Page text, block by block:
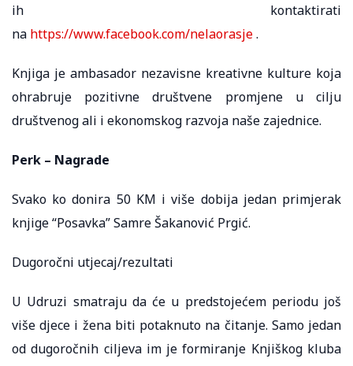
ih kontaktirati
na https://www.facebook.com/nelaorasje.
Knjiga je ambasador nezavisne kreativne kulture koja
ohrabruje pozitivne društvene promjene u cilju
društvenog ali i ekonomskog razvoja naše zajednice.
Perk – Nagrade
Svako ko donira 50 KM i više dobija jedan primjerak
knjige “Posavka” Samre Šakanović Prgić.
Dugoročni utjecaj/rezultati
U Udruzi smatraju da će u predstojećem periodu još
više djece i žena biti potaknuto na čitanje. Samo jedan
od dugoročnih ciljeva im je formiranje Knjiškog kluba